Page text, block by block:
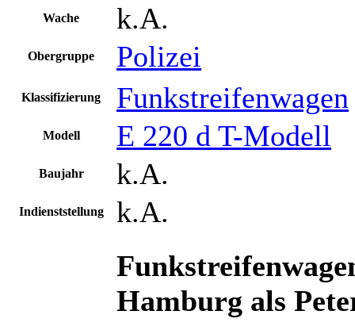
Wache k.A.
Obergruppe Polizei
Klassifizierung Funkstreifenwagen
Modell E 220 d T-Modell
Baujahr k.A.
Indienststellung
k.A.
Hamburg als